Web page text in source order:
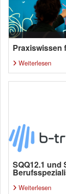
Praxiswissen
Weiterlesen
SQQ12.1 und
Weiterlesen